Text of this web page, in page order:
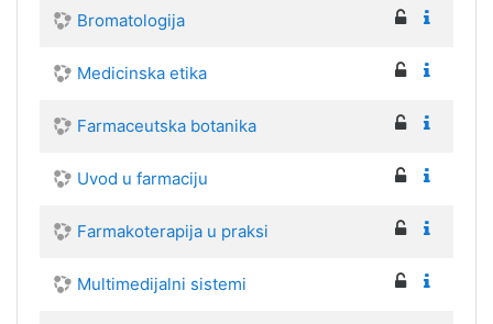
Bromatologija
Medicinska etika
Farmaceutska botanika
Uvod u farmaciju
Farmakoterapija u praksi
Multimedijalni sistemi